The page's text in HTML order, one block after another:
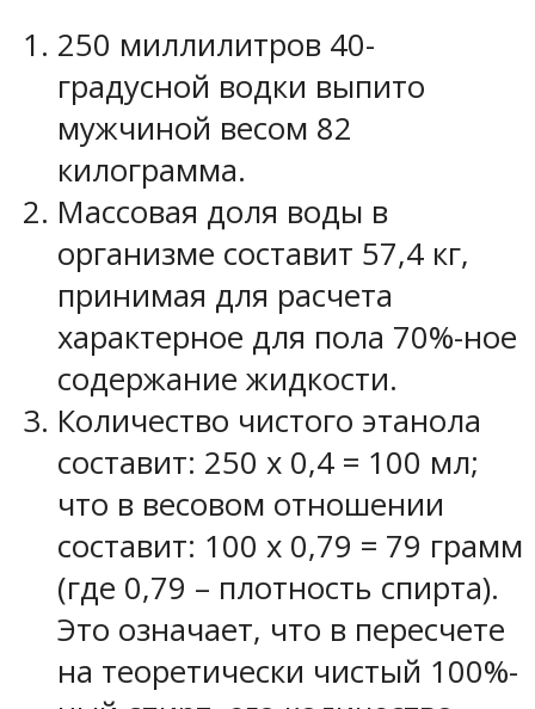
250 миллилитров 40-
градусной водки выпито
мужчиной весом 82
килограмма.
Массовая доля воды в
организме составит 57,4 кг,
принимая для расчета
характерное для пола 70%-ное
содержание жидкости.
Количество чистого этанола
составит: 250 х 0,4 = 100 мл;
что в весовом отношении
составит: 100 х 0,79 = 79 грамм
(где 0,79 – плотность спирта).
Это означает, что в пересчете
на теоретически чистый 100%-